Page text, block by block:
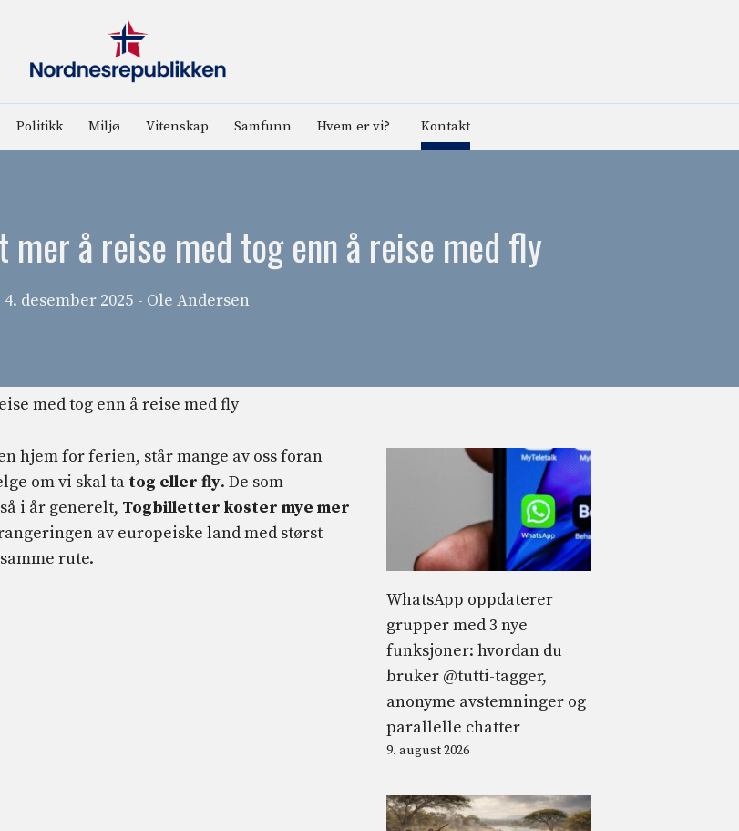
Politikk Miljø Vitenskap Samfunn Hvem er vi? Kontakt
mer å reise med tog enn å reise med fly
4. desember 2025 - Ole Andersen
hjem for ferien, står mange av oss foran
om vi skal ta tog eller fly. De som
i år generelt, Togbilletter koster mye mer
av europeiske land med størst
rute.
WhatsApp oppdaterer
grupper med 3 nye
funksjoner: hvordan du
bruker @tutti-tagger,
anonyme avstemninger og
parallelle chatter
9. august 2026